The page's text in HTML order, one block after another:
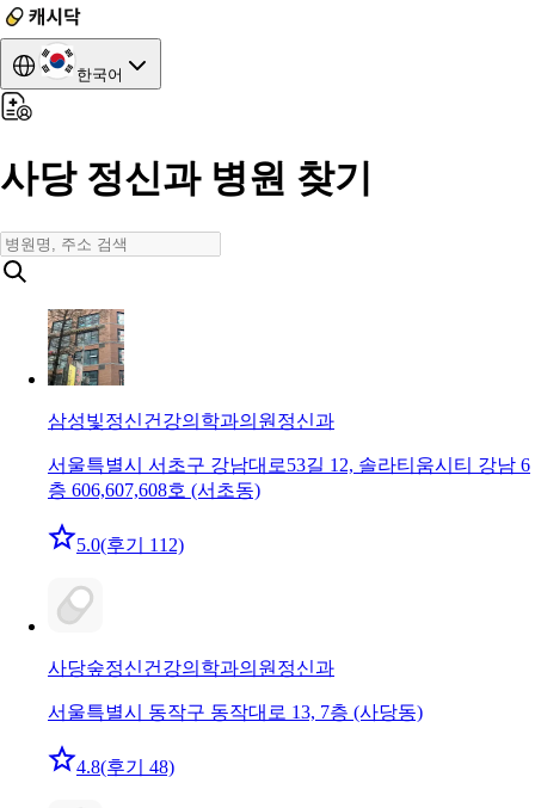
한국어
사당 정신과 병원 찾기
삼성빛정신건강의학과의원 정신과
서울특별시 서초구 강남대로53길 12, 솔라티움시티 강남 6
층 606,607,608호 (서초동)
5.0(후기 112)
사당숲정신건강의학과의원 정신과
서울특별시 동작구 동작대로 13, 7층 (사당동)
4.8(후기 48)